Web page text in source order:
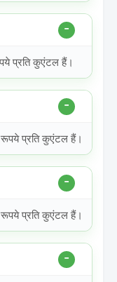
प्रति कुएंटल हैं।
प्रति कुएंटल हैं।
प्रति कुएंटल हैं।